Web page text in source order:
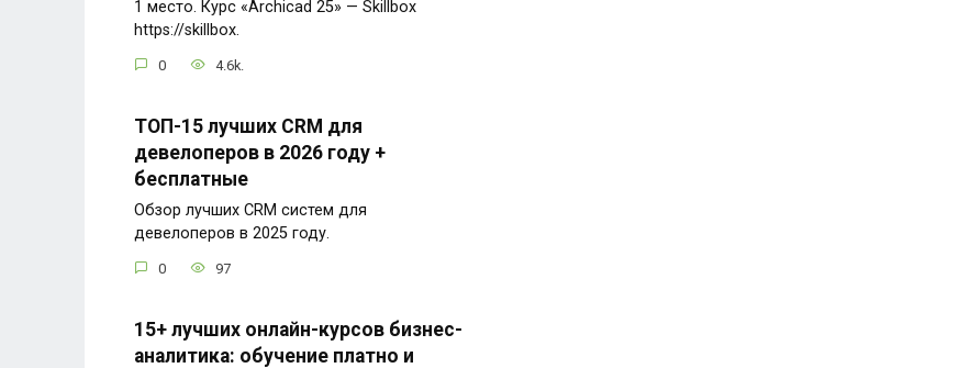
1 место. Курс «Archicad 25» — Skillbox
https://skillbox.
0 4.6k.
ТОП-15 лучших CRM для
девелоперов в 2026 году +
бесплатные
Обзор лучших CRM систем для
девелоперов в 2025 году.
0 97
15+ лучших онлайн-курсов бизнес-
аналитика: обучение платно и